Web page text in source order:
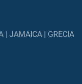
| JAMAICA | GRECIA